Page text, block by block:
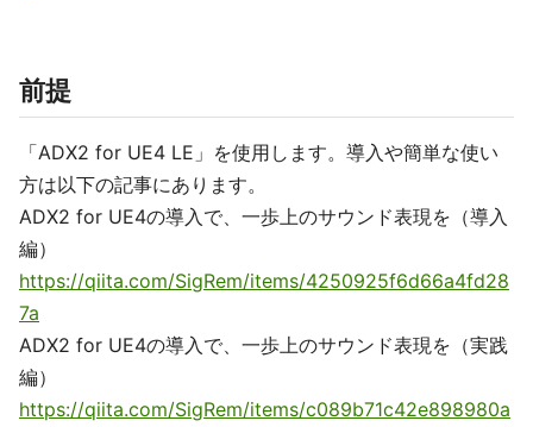
前提
「ADX2 for UE4 LE」を使用します。導入や簡単な使い
方は以下の記事にあります。
ADX2 for UE4の導入で、一歩上のサウンド表現を（導入
編）
https://qiita.com/SigRem/items/4250925f6d66a4fd28
7a
ADX2 for UE4の導入で、一歩上のサウンド表現を（実践
編）
https://qiita.com/SigRem/items/c089b71c42e898980a